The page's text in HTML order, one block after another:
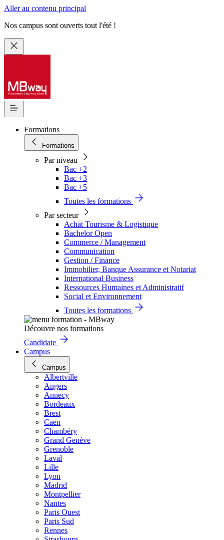
Aller au contenu principal
Nos campus sont ouverts tout l'été !
Formations
Formations
Par niveau
Bac +2
Bac +3
Bac +5
Toutes les formations
Par secteur
Achat Tourisme & Logistique
Bachelor Open
Commerce / Management
Communication
Gestion / Finance
Immobilier, Banque Assurance et Notariat
International Business
Ressources Humaines et Administratif
Social et Environnement
Toutes les formations
Découvre nos formations
Candidate
Campus
Campus
Albertville
Angers
Annecy
Bordeaux
Brest
Caen
Chambéry
Grand Genève
Grenoble
Laval
Lille
Lyon
Madrid
Montpellier
Nantes
Paris Ouest
Paris Sud
Rennes